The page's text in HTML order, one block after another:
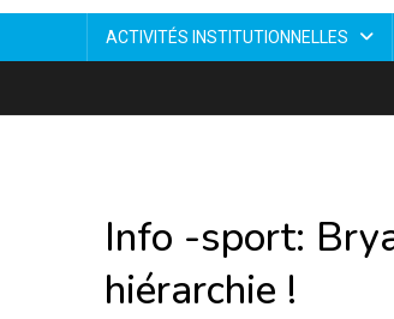
ACTIVITÉS INSTITUTIONNELLES
Info -sport:
hiérarchie !